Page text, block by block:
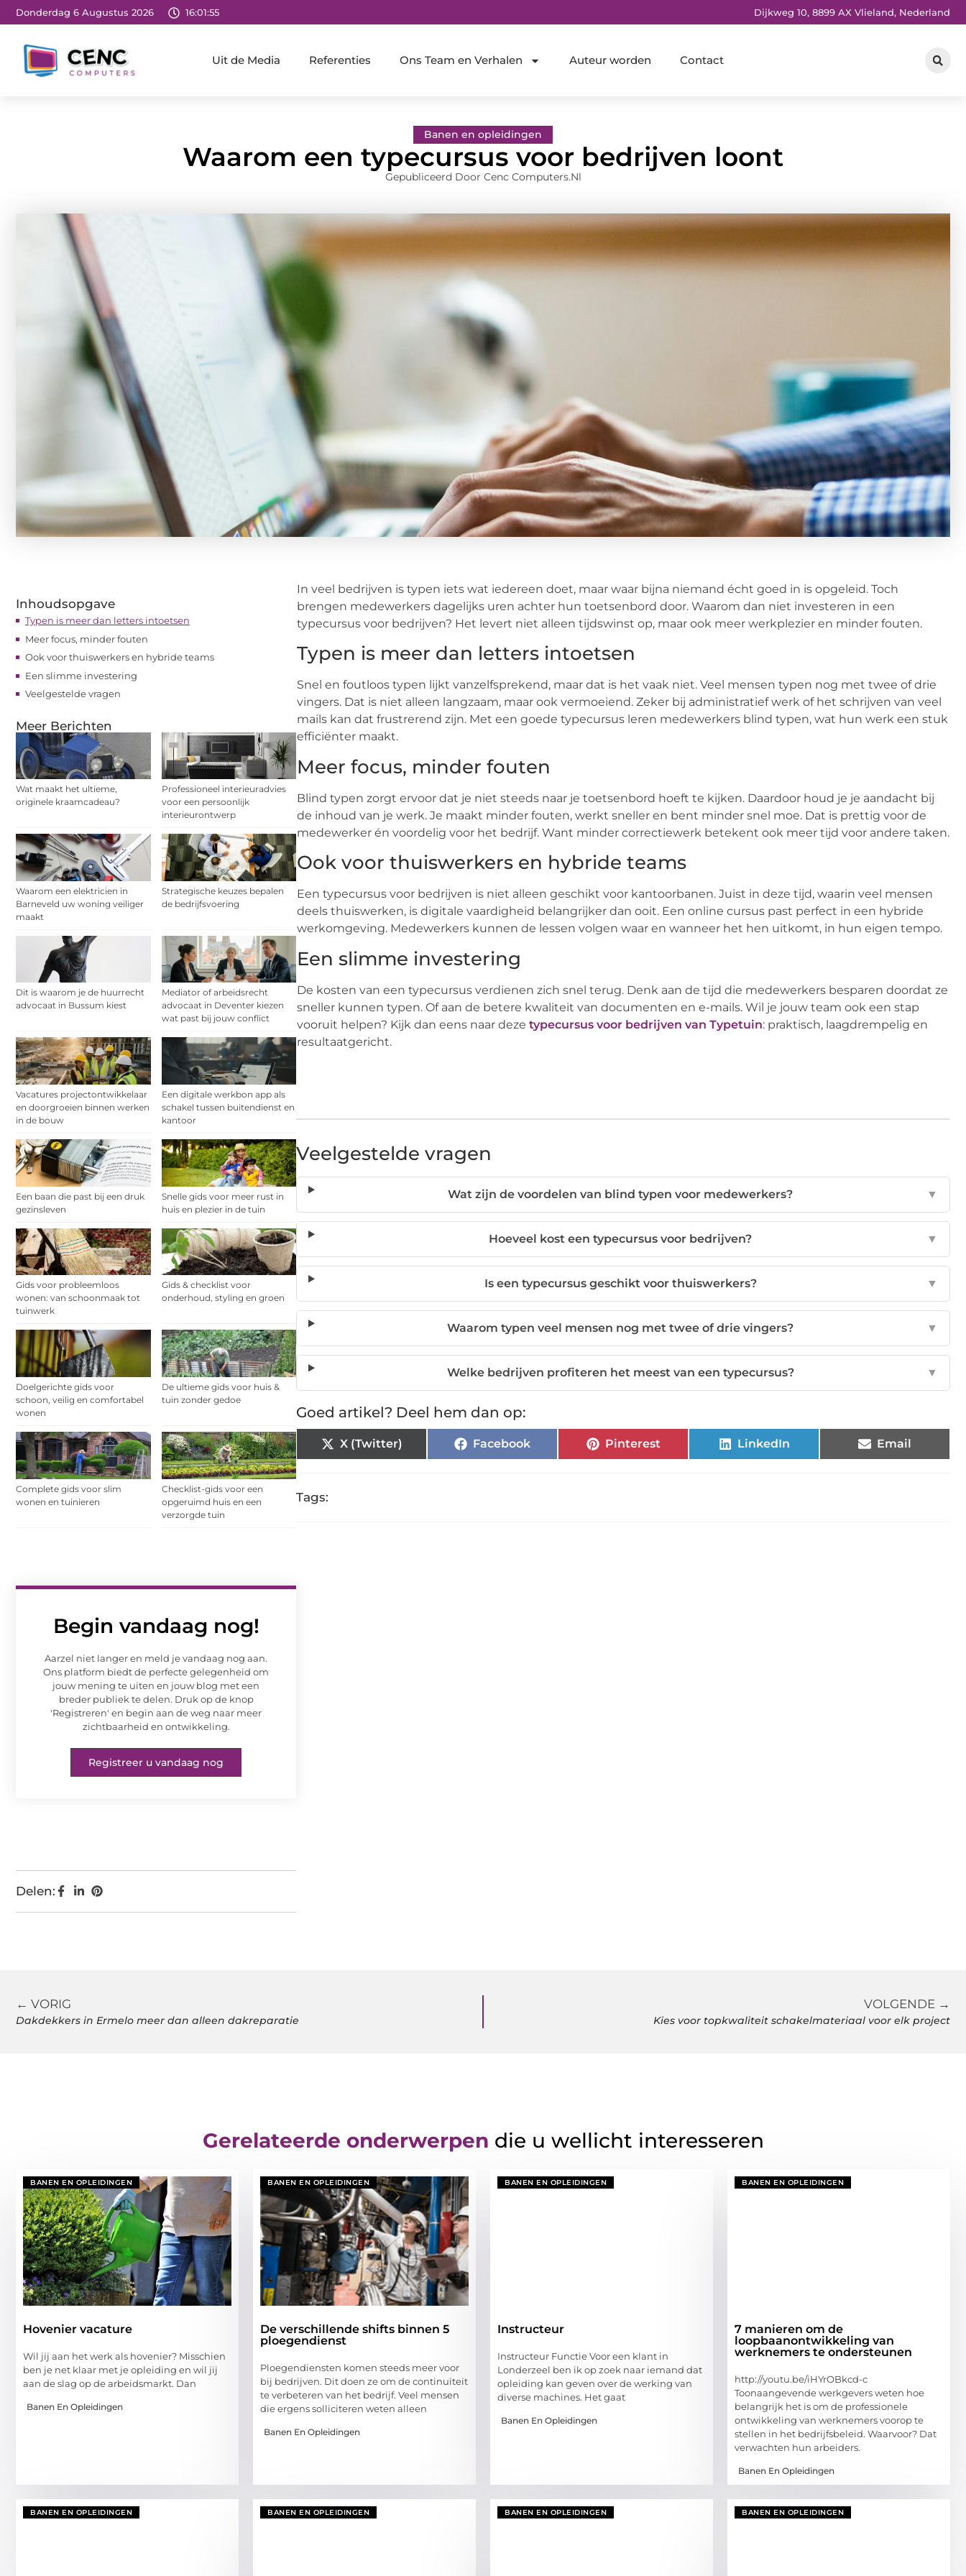
Donderdag 6 Augustus 2026 16:01:57 Dijkweg 10, 8899 AX Vlieland, Nederland
Uit de Media Referenties Ons Team en Verhalen Auteur worden Contact
Banen en opleidingen
Waarom een typecursus voor bedrijven loont
Gepubliceerd Door Cenc Computers.nl
Inhoudsopgave
Typen is meer dan letters intoetsen
Meer focus, minder fouten
Ook voor thuiswerkers en hybride teams
Een slimme investering
Veelgestelde vragen
Meer Berichten
Wat maakt het ultieme,
originele kraamcadeau?
Professioneel interieuradvies
voor een persoonlijk
interieurontwerp
Waarom een elektricien in
Barneveld uw woning veiliger
maakt
Strategische keuzes bepalen
de bedrijfsvoering
Dit is waarom je de huurrecht
advocaat in Bussum kiest
Mediator of arbeidsrecht
advocaat in Deventer kiezen
wat past bij jouw conflict
Vacatures projectontwikkelaar
en doorgroeien binnen werken
in de bouw
Een digitale werkbon app als
schakel tussen buitendienst en
kantoor
Een baan die past bij een druk
gezinsleven
Snelle gids voor meer rust in
huis en plezier in de tuin
Gids voor probleemloos
wonen: van schoonmaak tot
tuinwerk
Gids & checklist voor
onderhoud, styling en groen
Doelgerichte gids voor
schoon, veilig en comfortabel
wonen
De ultieme gids voor huis &
tuin zonder gedoe
Complete gids voor slim
wonen en tuinieren
Checklist-gids voor een
opgeruimd huis en een
verzorgde tuin
Begin vandaag nog!
Aarzel niet langer en meld je vandaag nog aan.
Ons platform biedt de perfecte gelegenheid om
jouw mening te uiten en jouw blog met een
breder publiek te delen. Druk op de knop
'Registreren' en begin aan de weg naar meer
zichtbaarheid en ontwikkeling.
Registreer u vandaag nog
Delen:
In veel bedrijven is typen iets wat iedereen doet, maar waar bijna niemand écht goed in is opgeleid. Toch
brengen medewerkers dagelijks uren achter hun toetsenbord door. Waarom dan niet investeren in een
typecursus voor bedrijven? Het levert niet alleen tijdswinst op, maar ook meer werkplezier en minder fouten.
Typen is meer dan letters intoetsen
Snel en foutloos typen lijkt vanzelfsprekend, maar dat is het vaak niet. Veel mensen typen nog met twee of drie
vingers. Dat is niet alleen langzaam, maar ook vermoeiend. Zeker bij administratief werk of het schrijven van veel
mails kan dat frustrerend zijn. Met een goede typecursus leren medewerkers blind typen, wat hun werk een stuk
efficiënter maakt.
Meer focus, minder fouten
Blind typen zorgt ervoor dat je niet steeds naar je toetsenbord hoeft te kijken. Daardoor houd je je aandacht bij
de inhoud van je werk. Je maakt minder fouten, werkt sneller en bent minder snel moe. Dat is prettig voor de
medewerker én voordelig voor het bedrijf. Want minder correctiewerk betekent ook meer tijd voor andere taken.
Ook voor thuiswerkers en hybride teams
Een typecursus voor bedrijven is niet alleen geschikt voor kantoorbanen. Juist in deze tijd, waarin veel mensen
deels thuiswerken, is digitale vaardigheid belangrijker dan ooit. Een online cursus past perfect in een hybride
werkomgeving. Medewerkers kunnen de lessen volgen waar en wanneer het hen uitkomt, in hun eigen tempo.
Een slimme investering
De kosten van een typecursus verdienen zich snel terug. Denk aan de tijd die medewerkers besparen doordat ze
sneller kunnen typen. Of aan de betere kwaliteit van documenten en e-mails. Wil je jouw team ook een stap
vooruit helpen? Kijk dan eens naar deze typecursus voor bedrijven van Typetuin: praktisch, laagdrempelig en
resultaatgericht.
Veelgestelde vragen
Wat zijn de voordelen van blind typen voor medewerkers? ▼
Hoeveel kost een typecursus voor bedrijven? ▼
Is een typecursus geschikt voor thuiswerkers? ▼
Waarom typen veel mensen nog met twee of drie vingers? ▼
Welke bedrijven profiteren het meest van een typecursus? ▼
Goed artikel? Deel hem dan op:
X (Twitter) Facebook Pinterest LinkedIn Email
Tags:
← VORIG
Dakdekkers in Ermelo meer dan alleen dakreparatie
VOLGENDE →
Kies voor topkwaliteit schakelmateriaal voor elk project
Gerelateerde onderwerpen die u wellicht interesseren
BANEN EN OPLEIDINGEN
Hovenier vacature
Wil jij aan het werk als hovenier? Misschien
ben je net klaar met je opleiding en wil jij
aan de slag op de arbeidsmarkt. Dan
Banen En Opleidingen
BANEN EN OPLEIDINGEN
De verschillende shifts binnen 5
ploegendienst
Ploegendiensten komen steeds meer voor
bij bedrijven. Dit doen ze om de continuïteit
te verbeteren van het bedrijf. Veel mensen
die ergens solliciteren weten alleen
Banen En Opleidingen
BANEN EN OPLEIDINGEN
Instructeur
Instructeur Functie Voor een klant in
Londerzeel ben ik op zoek naar iemand dat
opleiding kan geven over de werking van
diverse machines. Het gaat
Banen En Opleidingen
BANEN EN OPLEIDINGEN
7 manieren om de
loopbaanontwikkeling van
werknemers te ondersteunen
http://youtu.be/iHYrOBkcd-c
Toonaangevende werkgevers weten hoe
belangrijk het is om de professionele
ontwikkeling van werknemers voorop te
stellen in het bedrijfsbeleid. Waarvoor? Dat
verwachten hun arbeiders.
Banen En Opleidingen
BANEN EN OPLEIDINGEN BANEN EN OPLEIDINGEN BANEN EN OPLEIDINGEN BANEN EN OPLEIDINGEN